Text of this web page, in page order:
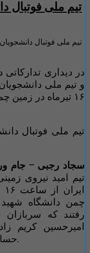
تیم ملی فوتبال
در دیداری
۱۶ تیرماه در
تیم ملی فوتبال
سجاد رجبی – جام
تیم امید نیروی
چمن دانشگاه
رفتند که
امیرحسین کریم
حساب ۲ بر صفر پیروز میدان شوند‌.